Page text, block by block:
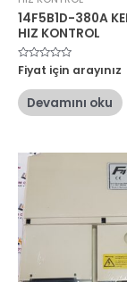
14F5B1D-380A
HIZ KONTROL
5
üzerinden
oy
aldı
Fiyat için arayınız
Devamını oku